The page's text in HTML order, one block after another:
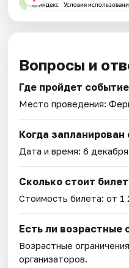
Вопросы и
Где пройдет
Место проведения:
Когда запланирован
Дата и время:6
Сколько стоит
Стоимость билета: от 1
Есть ли возрастные
Возрастные
организаторов.